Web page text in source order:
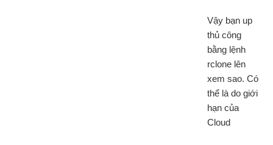
Vậy bạn up
thủ công
bằng lệnh
rclone lên
xem sao. Có
thể là do giới
hạn của
Cloud